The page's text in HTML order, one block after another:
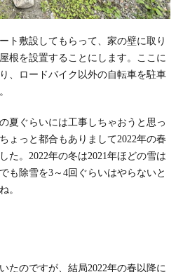
ト敷設してもらって、家の壁に取り
根を設置することにします。ここに
、ロードバイク以外の自転車を駐車
夏ぐらいには工事しちゃおうと思っ
ょっと都合もありまして2022年の春
た。2022年の冬は2021年ほどの雪は
も除雪を3～4回ぐらいはやらないと
。
たのですが、結局2022年の春以降に